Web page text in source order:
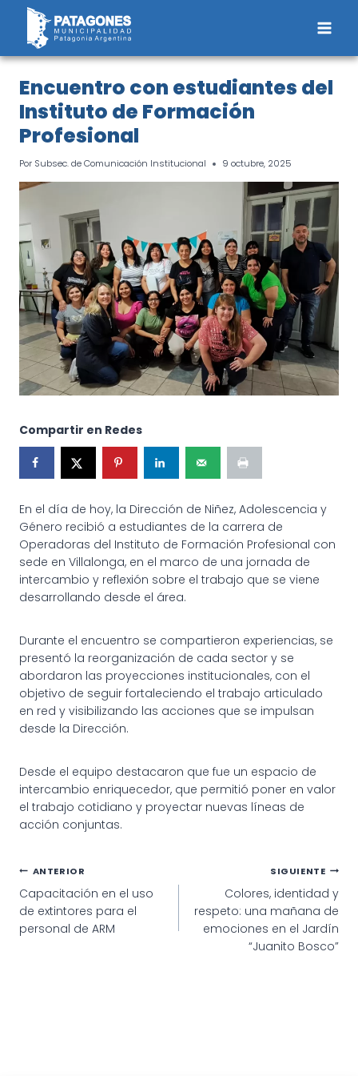
Saltar
contenido
Encuentro con estudiantes del
Instituto de Formación
Profesional
Por Subsec. de Comunicación Institucional 9 octubre, 2025
Compartir en Redes
En el día de hoy, la Dirección de Niñez, Adolescencia y
Género recibió a estudiantes de la carrera de
Operadoras del Instituto de Formación Profesional con
sede en Villalonga, en el marco de una jornada de
intercambio y reflexión sobre el trabajo que se viene
desarrollando desde el área.
Durante el encuentro se compartieron experiencias, se
presentó la reorganización de cada sector y se
abordaron las proyecciones institucionales, con el
objetivo de seguir fortaleciendo el trabajo articulado
en red y visibilizando las acciones que se impulsan
desde la Dirección.
Desde el equipo destacaron que fue un espacio de
intercambio enriquecedor, que permitió poner en valor
el trabajo cotidiano y proyectar nuevas líneas de
acción conjuntas.
Navegación
de
entradas
ANTERIOR
Capacitación en el uso
de extintores para el
personal de ARM
SIGUIENTE
Colores, identidad y
respeto: una mañana de
emociones en el Jardín
“Juanito Bosco”